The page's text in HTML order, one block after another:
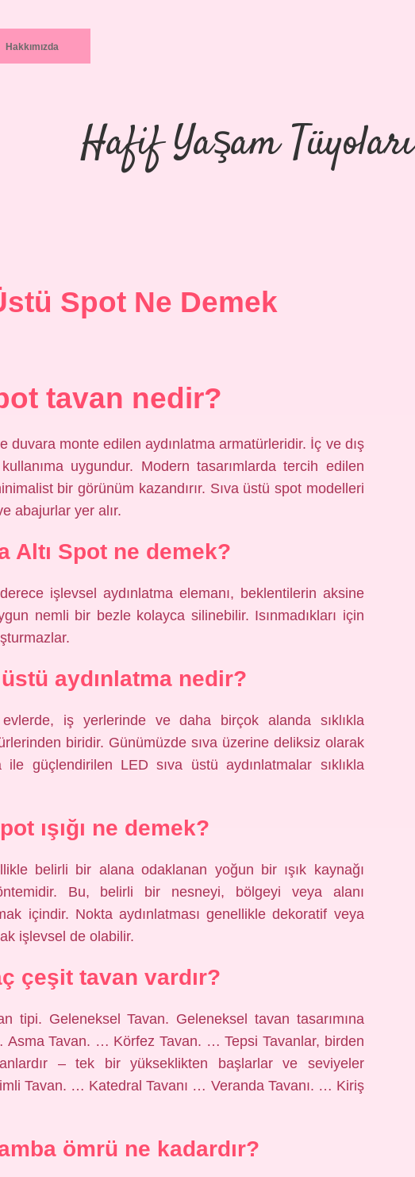
Hakkımızda
Hafif Yaşam Tüyoları
Spot Ne Demek
tavan nedir?
duvara monte edilen aydınlatma armatürleridir. İç ve dış
uygundur. Modern tasarımlarda tercih edilen
bir görünüm kazandırır. Sıva üstü spot modelleri
abajurlar yer alır.
Altı Spot ne demek?
işlevsel aydınlatma elemanı, beklentilerin aksine
nemli bir bezle kolayca silinebilir. Isınmadıkları için
üstü aydınlatma nedir?
evlerde, iş yerlerinde ve daha birçok alanda sıklıkla
biridir. Günümüzde sıva üzerine deliksiz olarak
ile güçlendirilen LED sıva üstü aydınlatmalar sıklıkla
ışığı ne demek?
belirli bir alana odaklanan yoğun bir ışık kaynağı
Bu, belirli bir nesneyi, bölgeyi veya alanı
içindir. Nokta aydınlatması genellikle dekoratif veya
işlevsel de olabilir.
çeşit tavan vardır?
tipi. Geleneksel Tavan. Geleneksel tavan tasarımına
Asma Tavan. … Körfez Tavan. … Tepsi Tavanlar, birden
– tek bir yükseklikten başlarlar ve seviyeler
Tavan. … Katedral Tavanı … Veranda Tavanı. … Kiriş
ömrü ne kadardır?